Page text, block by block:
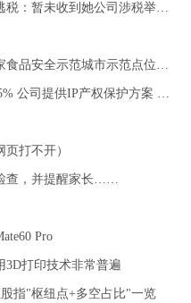
税务专管员回应宋祖儿被举报偷逃税：暂未收到她公司涉税举报工单
许昌市魏都区召开迎接市创建国家食品安全示范城市示范点位观摩交流工作部署会
港股异动｜阜博集团(03738)涨超5% 公司提供IP产权保护方案 海内外业务均有望高速增长
打不开）
查，并提醒家长……
Pro
3D打印技术非常普遍
指"枢纽点+多空占比"一览